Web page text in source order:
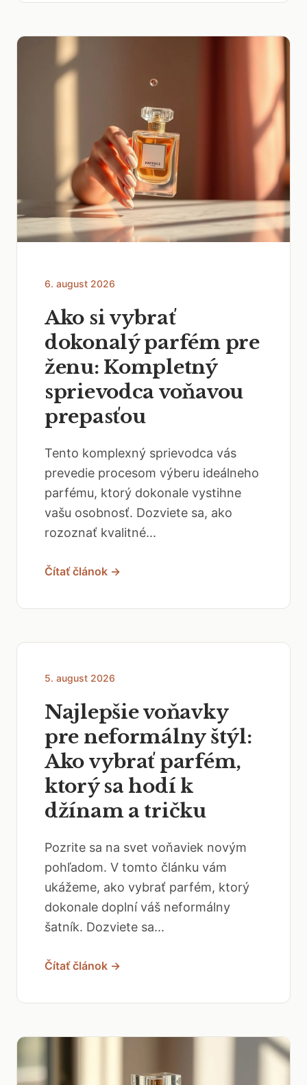
6. august 2026
Ako si vybrať
dokonalý parfém pre
ženu: Kompletný
sprievodca voňavou
prepasťou
Tento komplexný sprievodca vás
prevedie procesom výberu ideálneho
parfému, ktorý dokonale vystihne
vašu osobnosť. Dozviete sa, ako
rozoznať kvalitné...
Čítať článok →
5. august 2026
Najlepšie voňavky
pre neformálny štýl:
Ako vybrať parfém,
ktorý sa hodí k
džínam a tričku
Pozrite sa na svet voňaviek novým
pohľadom. V tomto článku vám
ukážeme, ako vybrať parfém, ktorý
dokonale doplní váš neformálny
šatník. Dozviete sa...
Čítať článok →